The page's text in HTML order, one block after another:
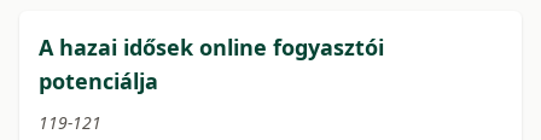
A hazai idősek online fogyasztói
potenciálja
119-121